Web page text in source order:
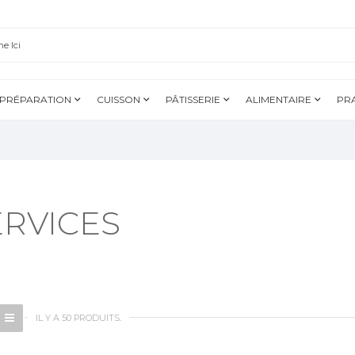
PRÉPARATION CUISSON PÂTISSERIE ALIMENTAIRE
IL Y A 50 PRODUITS.